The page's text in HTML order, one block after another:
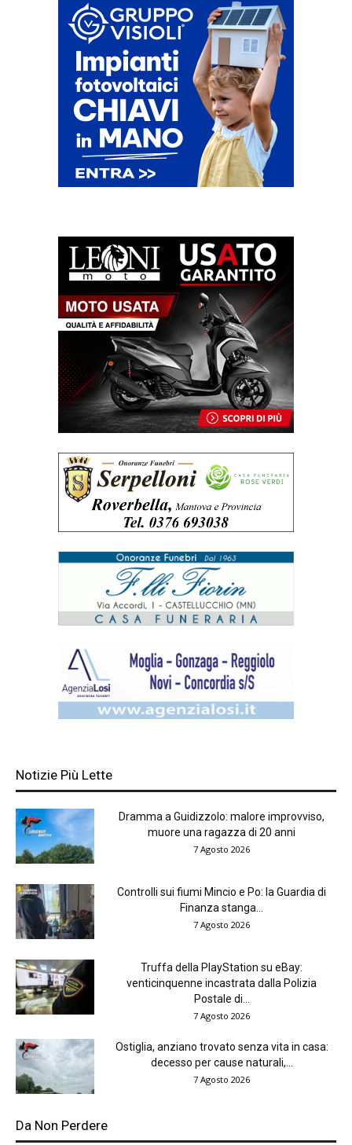
Notizie Più Lette
Dramma a Guidizzolo: malore improvviso,
muore una ragazza di 20 anni
7 Agosto 2026
Controlli sui fiumi Mincio e Po: la Guardia di
Finanza stanga...
7 Agosto 2026
Truffa della PlayStation su eBay:
venticinquenne incastrata dalla Polizia
Postale di...
7 Agosto 2026
Ostiglia, anziano trovato senza vita in casa:
decesso per cause naturali,...
7 Agosto 2026
Da Non Perdere